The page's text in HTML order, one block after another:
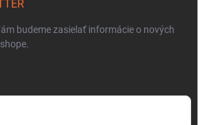
budeme zasielať informácie o nových